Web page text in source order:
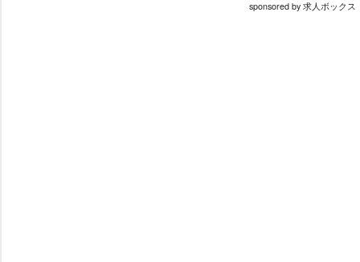
sponsored by 求人ボックス